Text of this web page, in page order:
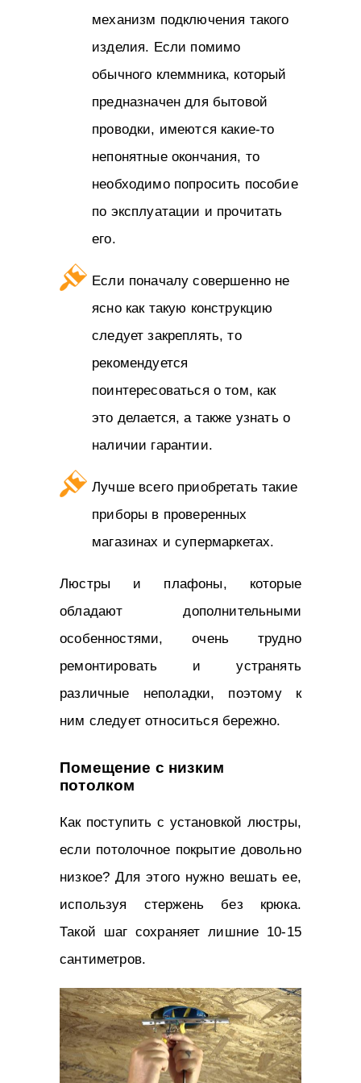
механизм подключения такого
изделия. Если помимо
обычного клеммника, который
предназначен для бытовой
проводки, имеются какие-то
непонятные окончания, то
необходимо попросить пособие
по эксплуатации и прочитать
его.
Если поначалу совершенно не
ясно как такую конструкцию
следует закреплять, то
рекомендуется
поинтересоваться о том, как
это делается, а также узнать о
наличии гарантии.
Лучше всего приобретать такие
приборы в проверенных
магазинах и супермаркетах.
Люстры и плафоны, которые
обладают дополнительными
особенностями, очень трудно
ремонтировать и устранять
различные неполадки, поэтому к
ним следует относиться бережно.
Помещение с низким
потолком
Как поступить с установкой люстры,
если потолочное покрытие довольно
низкое? Для этого нужно вешать ее,
используя стержень без крюка.
Такой шаг сохраняет лишние 10-15
сантиметров.